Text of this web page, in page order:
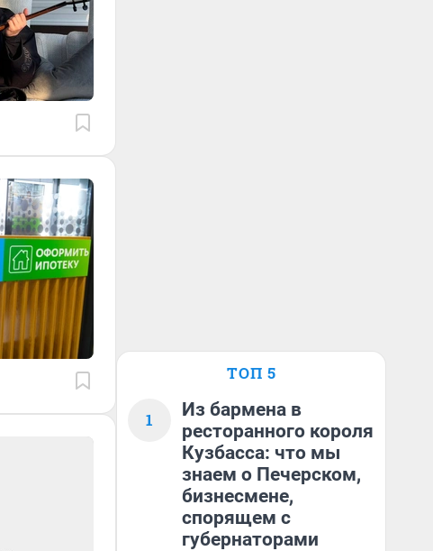
ТОП 5
1
Из бармена в
ресторанного короля
Кузбасса: что мы
знаем о Печерском,
бизнесмене,
спорящем с
губернаторами